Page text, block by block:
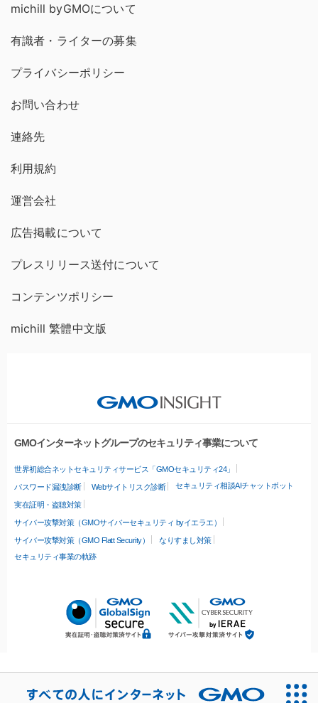
michill byGMOについて
有識者・ライターの募集
プライバシーポリシー
お問い合わせ
連絡先
利用規約
運営会社
広告掲載について
プレスリリース送付について
コンテンツポリシー
michill 繁體中文版
GMOインターネットグループのセキュリティ事業について
世界初総合ネットセキュリティサービス「GMOセキュリティ24」
パスワード漏洩診断 Webサイトリスク診断 セキュリティ相談AIチャットボット
実在証明・盗聴対策
サイバー攻撃対策（GMOサイバーセキュリティ byイエラエ）
サイバー攻撃対策（GMO Flatt Security）
なりすまし対策
セキュリティ事業の軌跡